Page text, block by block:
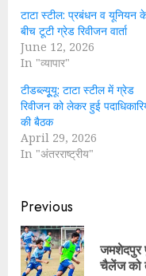
टाटा स्टील: प्रबंधन व यूनियन
बीच टूटी ग्रेड रिवीजन वार्ता
June 12, 2026
In "व्यापार"
टीडब्ल्यूूयू: टाटा स्टील में ग्रेड
रिवीजन को लेकर हुई
की बैठक
April 29, 2026
In "अंतरराष्ट्रीय"
Continue
Reading
Previous
जमशेदपुर
चैलेंज को